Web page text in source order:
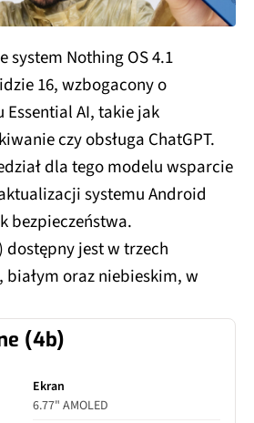
system Nothing OS 4.1
16, wzbogacony o
AI, takie jak
czy obsługa ChatGPT.
dla tego modelu wsparcie
systemu Android
bezpieczeństwa.
dostępny jest w trzech
oraz niebieskim, w
(4b)
Ekran
6.77" AMOLED